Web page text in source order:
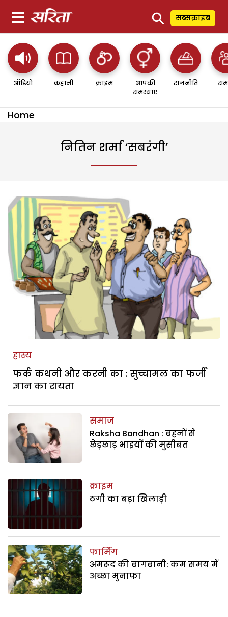
⚲ सब्सक्राइब
ऑडियो कहानी क्राइम
आपकी
समस्याएं
राजनीति
Home
नितिन शर्मा ‘सबरंगी’
हास्य
फर्क कथनी और करनी का : सुच्चामल का फर्जी
ज्ञान का रायता
समाज
Raksha Bandhan : बहनों से
छेड़छाड़ भाइयों की मुसीबत
क्राइम
ठगी का बड़ा खिलाड़ी
फार्मिंग
अमरूद की बागबानी: कम समय में
अच्छा मुनाफा